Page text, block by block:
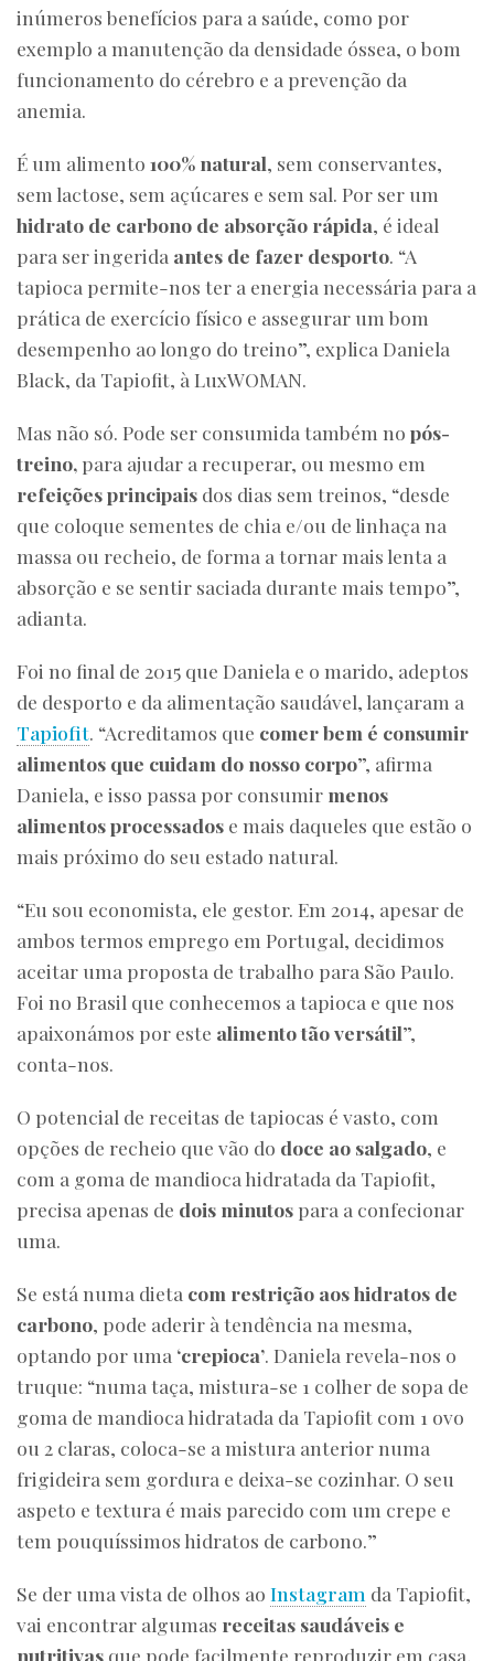
inúmeros benefícios para a saúde, como por
exemplo a manutenção da densidade óssea, o bom
funcionamento do cérebro e a prevenção da
anemia.
É um alimento 100% natural, sem conservantes,
sem lactose, sem açúcares e sem sal. Por ser um
hidrato de carbono de absorção rápida, é ideal
para ser ingerida antes de fazer desporto. “A
tapioca permite-nos ter a energia necessária para a
prática de exercício físico e assegurar um bom
desempenho ao longo do treino”, explica Daniela
Black, da Tapiofit, à LuxWOMAN.
Mas não só. Pode ser consumida também no pós-
treino, para ajudar a recuperar, ou mesmo em
refeições principais dos dias sem treinos, “desde
que coloque sementes de chia e/ou de linhaça na
massa ou recheio, de forma a tornar mais lenta a
absorção e se sentir saciada durante mais tempo”,
adianta.
Foi no final de 2015 que Daniela e o marido, adeptos
de desporto e da alimentação saudável, lançaram a
Tapiofit. “Acreditamos que comer bem é consumir
alimentos que cuidam do nosso corpo”, afirma
Daniela, e isso passa por consumir menos
alimentos processados e mais daqueles que estão o
mais próximo do seu estado natural.
“Eu sou economista, ele gestor. Em 2014, apesar de
ambos termos emprego em Portugal, decidimos
aceitar uma proposta de trabalho para São Paulo.
Foi no Brasil que conhecemos a tapioca e que nos
apaixonámos por este alimento tão versátil”,
conta-nos.
O potencial de receitas de tapiocas é vasto, com
opções de recheio que vão do doce ao salgado, e
com a goma de mandioca hidratada da Tapiofit,
precisa apenas de dois minutos para a confecionar
uma.
Se está numa dieta com restrição aos hidratos de
carbono, pode aderir à tendência na mesma,
optando por uma ‘crepioca’. Daniela revela-nos o
truque: “numa taça, mistura-se 1 colher de sopa de
goma de mandioca hidratada da Tapiofit com 1 ovo
ou 2 claras, coloca-se a mistura anterior numa
frigideira sem gordura e deixa-se cozinhar. O seu
aspeto e textura é mais parecido com um crepe e
tem pouquíssimos hidratos de carbono.”
Se der uma vista de olhos ao Instagram da Tapiofit,
vai encontrar algumas receitas saudáveis e
nutritivas que pode facilmente reproduzir em casa,